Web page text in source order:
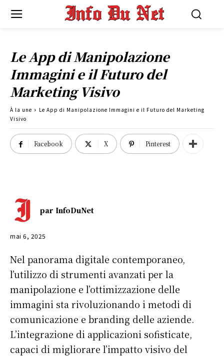
Le App di Manipolazione
Immagini e il Futuro del
Marketing Visivo
À la une
Le App di Manipolazione Immagini e il Futuro del Marketing
Visivo
Facebook X Pinterest
par InfoDuNet
mai 6, 2025
Nel panorama digitale contemporaneo,
l’utilizzo di strumenti avanzati per la
manipolazione e l’ottimizzazione delle
immagini sta rivoluzionando i metodi di
comunicazione e branding delle aziende.
L’integrazione di applicazioni sofisticate,
capaci di migliorare l’impatto visivo del